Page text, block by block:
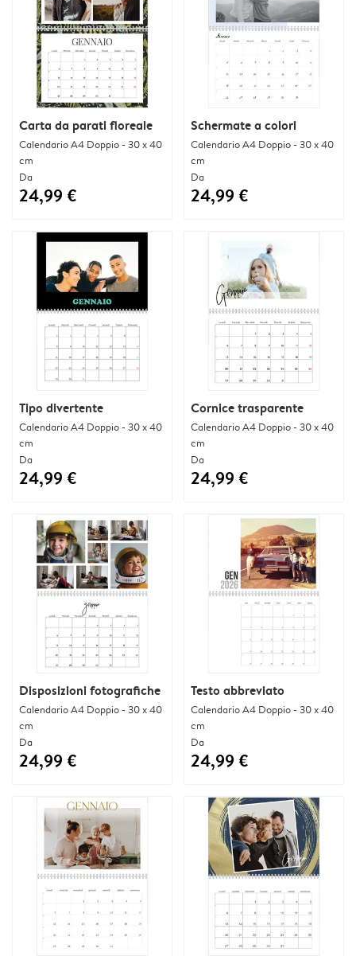
Carta da parati floreale
Calendario A4 Doppio - 30 x 40
cm
Da
24,99 €
Schermate a colori
Calendario A4 Doppio - 30 x 40
cm
Da
24,99 €
Tipo divertente
Calendario A4 Doppio - 30 x 40
cm
Da
24,99 €
Cornice trasparente
Calendario A4 Doppio - 30 x 40
cm
Da
24,99 €
Disposizioni fotografiche
Calendario A4 Doppio - 30 x 40
cm
Da
24,99 €
Testo abbreviato
Calendario A4 Doppio - 30 x 40
cm
Da
24,99 €